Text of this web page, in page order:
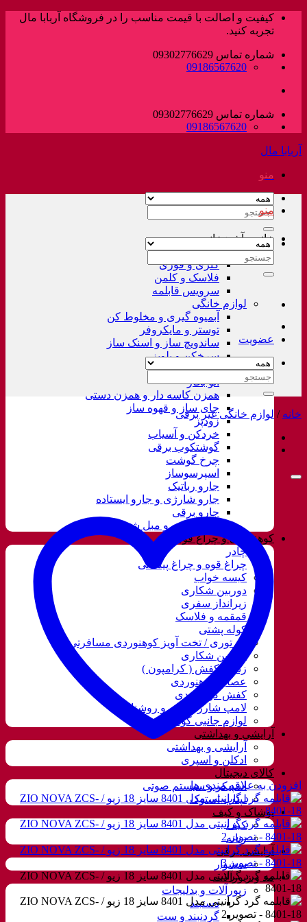
پرش
کیفیت و اصالت با قیمت مناسب را در فروشگاه آربابا مال
تجربه کنید.
شماره تماس 09302776629
09186567620
شماره تماس 09302776629
09186567620
آربابا مال
منو
جستجو
خانه و آشپزخانه
لوازم خانگی غیر برقی
کتری و قوری
فلاسک و کلمن
سرویس قابلمه
لوازم خانگی
آبمیوه گیری و مخلوط کن
توستر و مایکروفر
ساندویچ ساز و اسنک ساز
سرخکن و پلوپز
غذاساز
اتو بخار
همزن کاسه دار و همزن دستی
چای ساز و قهوه ساز
زودپز
خردکن و آسیاب
گوشتکوب برقی
چرخ گوشت
اسپرسوساز
جارو رباتیک
جارو شارژی و جارو ایستاده
جارو برقی
فرش شور و مبل شور
کوهنوردی و چراغ قوه
چادر
چراغ قوه و چراغ پیشانی
کیسه خواب
دوربین شکاری
زیرانداز سفری
قمقمه و فلاسک
کوله پشتی
ننو توری / تخت آویز کوهنوردی مسافرتی
دوربین شکاری
زنجیر کفش ( کرامپون )
عصای کوهنوردی
کفش کوهنوردی
لامپ شارژی، نور و روشنایی
لوازم جانبی کوهنوردی
آرایشی و بهداشتی
آرایشی و بهداشتی
ادکلن و اسپری
کالای دیجیتال
اسپیکر و سیستم صوتی
لپتاب استوک
پوشاک و کیف
کیف
زنانه
آرایشی برقی
سشوار
مد و زیورآلات
زیورآلات و بدلیجات
دستبند
گردنبند و ست
منو
جستجو
عضویت
جستجو
خانه / لوازم خانگی غیر برقی
افزودن به علاقه مندی ها